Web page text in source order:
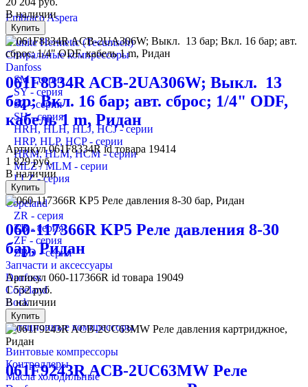
Embraco Aspera
Frascold
L`unite Hermetic (Tecumseh)
Спиральные компрессоры
Danfoss
SM - серия
SY - серия
SZ - серия
SH - серия
HRH, HLH, HLJ, HCJ - серии
HRP, HLP, HCP - серии
HRM, HLM, HCM - серии
MLZ / MLM - серии
LLZ - серия
Copeland
ZR - серия
ZB - серия
ZF - серия
ZBD - серия
Запчасти и аксессуары
Danfoss
Copeland
Bock
Ротационные компрессоры
Винтовые компрессоры
Контроллеры
Масла холодильные
В наличии
Купить
061F8334R ACB-2UA306W; Выкл. 13
бар; Вкл. 16 бар; авт. сброс; 1/4" ODF,
кабель 1 m, Ридан
Артикул061F8334Rid товара 19414
1 829руб.
В наличии
Купить
060-117366R KP5 Реле давления 8-30
бар, Ридан
Артикул 060-117366R id товара 19049
1 532руб.
В наличии
Купить
061F9243R ACB-2UC63MW Реле